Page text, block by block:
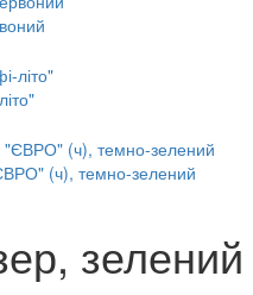
(ч), темно-зелений
зелений